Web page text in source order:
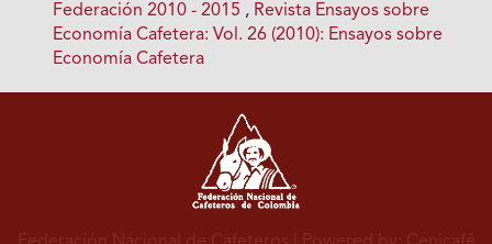
Federación 2010 - 2015 , Revista Ensayos sobre
Economía Cafetera: Vol. 26 (2010): Ensayos sobre
Economía Cafetera